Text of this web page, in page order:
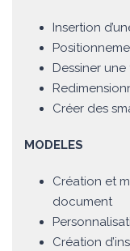
Insertion
Dessiner
Créer des
MODELES
Création et
document
Création